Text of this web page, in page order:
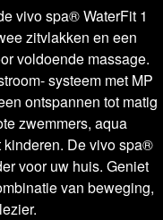
vivo spa® WaterFit 1
zitvlakken en een
voldoende massage.
systeem met MP
ontspannen tot matig
zwemmers, aqua
De vivo spa®
voor uw huis. Geniet
van beweging,